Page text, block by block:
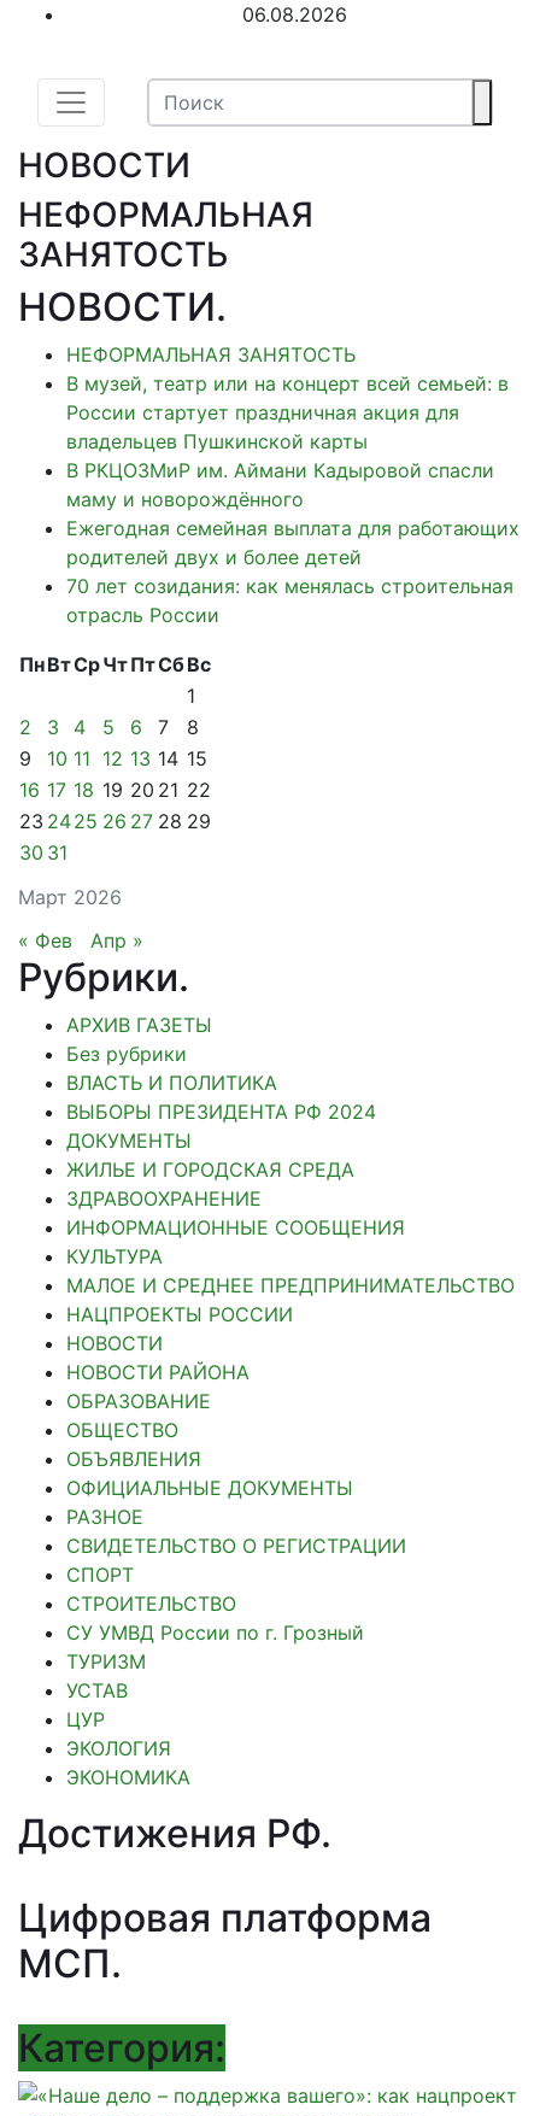
06.08.2026
НОВОСТИ
НЕФОРМАЛЬНАЯ
ЗАНЯТОСТЬ
НОВОСТИ.
НЕФОРМАЛЬНАЯ ЗАНЯТОСТЬ
В музей, театр или на концерт всей семьей: в
России стартует праздничная акция для
владельцев Пушкинской карты
В РКЦОЗМиР им. Аймани Кадыровой спасли
маму и новорождённого
Ежегодная семейная выплата для работающих
родителей двух и более детей
70 лет созидания: как менялась строительная
отрасль России
Март 2026
ПнВтСрЧтПтСбВс
1
2
3 4 5 6 7
8
9
10 11 12 13 14 15
16 17 18 19 20 21 22
23 2425 26 27 28 29
30 31
« Фев Апр »
Рубрики.
АРХИВ ГАЗЕТЫ
Без рубрики
ВЛАСТЬ И ПОЛИТИКА
ВЫБОРЫ ПРЕЗИДЕНТА РФ 2024
ДОКУМЕНТЫ
ЖИЛЬЕ И ГОРОДСКАЯ СРЕДА
ЗДРАВООХРАНЕНИЕ
ИНФОРМАЦИОННЫЕ СООБЩЕНИЯ
КУЛЬТУРА
МАЛОЕ И СРЕДНЕЕ ПРЕДПРИНИМАТЕЛЬСТВО
НАЦПРОЕКТЫ РОССИИ
НОВОСТИ
НОВОСТИ РАЙОНА
ОБРАЗОВАНИЕ
ОБЩЕСТВО
ОБЪЯВЛЕНИЯ
ОФИЦИАЛЬНЫЕ ДОКУМЕНТЫ
РАЗНОЕ
СВИДЕТЕЛЬСТВО О РЕГИСТРАЦИИ
СПОРТ
СТРОИТЕЛЬСТВО
СУ УМВД России по г. Грозный
ТУРИЗМ
УСТАВ
ЦУР
ЭКОЛОГИЯ
ЭКОНОМИКА
Достижения РФ.
Цифровая платформа
МСП.
Категория: